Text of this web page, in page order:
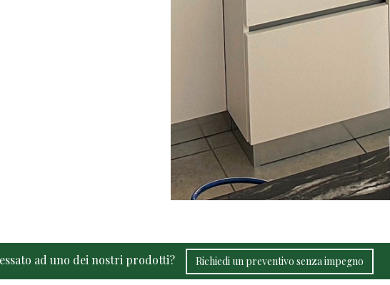
ad uno dei nostri prodotti? Richiedi un preventivo senza impegno